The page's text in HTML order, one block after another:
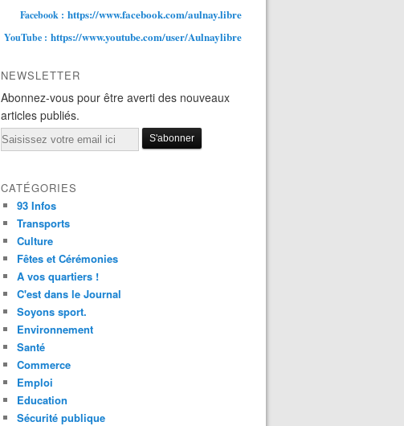
Facebook : https://www.facebook.com/aulnay.libre
YouTube : https://www.youtube.com/user/Aulnaylibre
NEWSLETTER
Abonnez-vous pour être averti des nouveaux
articles publiés.
Email
CATÉGORIES
93 Infos
Transports
Culture
Fêtes et Cérémonies
A vos quartiers !
C'est dans le Journal
Soyons sport.
Environnement
Santé
Commerce
Emploi
Education
Sécurité publique